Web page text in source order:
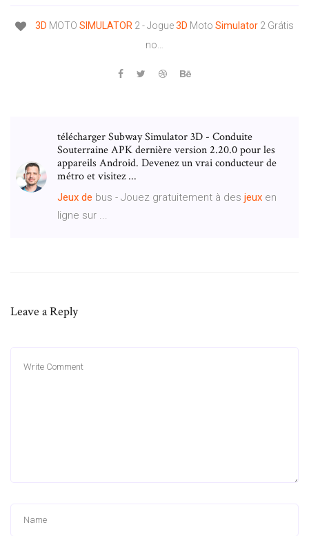
3D MOTO SIMULATOR 2 - Jogue3D Moto Simulator 2 Grátis
no…
télécharger Subway Simulator 3D - Conduite
Souterraine APK dernière version 2.20.0 pour les
appareils Android. Devenez un vrai conducteur de
métro et visitez ...
Jeux de bus - Jouez gratuitement à des jeux en
ligne sur ...
Leave a Reply